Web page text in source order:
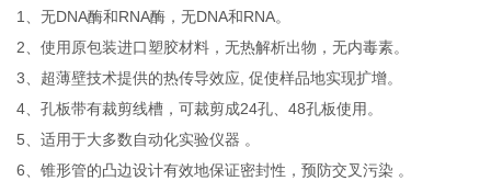
1、无DNA酶和RNA酶，无DNA和RNA。
2、使用原包装进口塑胶材料，无热解析出物，无内毒素。
3、超薄壁技术提供的热传导效应, 促使样品地实现扩增。
4、孔板带有裁剪线槽，可裁剪成24孔、48孔板使用。
5、适用于大多数自动化实验仪器 。
6、锥形管的凸边设计有效地保证密封性，预防交叉污染 。